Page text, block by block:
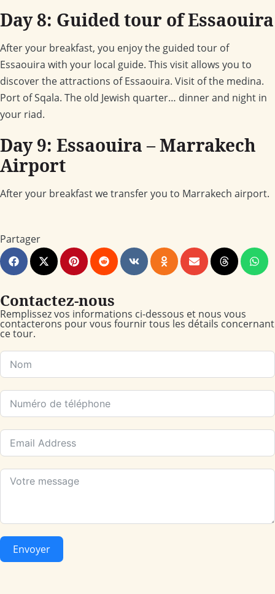
Day 8: Guided tour of Essaouira
After your breakfast, you enjoy the guided tour of
Essaouira with your local guide. This visit allows you to
discover the attractions of Essaouira. Visit of the medina.
Port of Sqala. The old Jewish quarter… dinner and night in
your riad.
Day 9: Essaouira – Marrakech
Airport
After your breakfast we transfer you to Marrakech airport.
Partager
Contactez-nous
Remplissez vos informations ci-dessous et nous vous
contacterons pour vous fournir tous les détails concernant
ce tour.
Envoyer